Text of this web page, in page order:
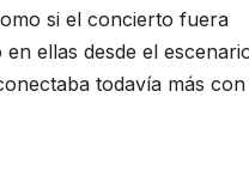
si el concierto fuera
ellas desde el
todavía más con